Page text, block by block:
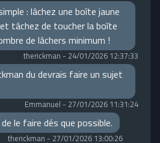
: lâchez une boîte jaune
tâchez de toucher la boîte
de lâchers minimum !
therickman - 24/01/2026 12:37:33
du devrais faire un sujet
Emmanuel - 27/01/2026 11:31:24
le faire dés que possible.
therickman - 27/01/2026 13:00:26